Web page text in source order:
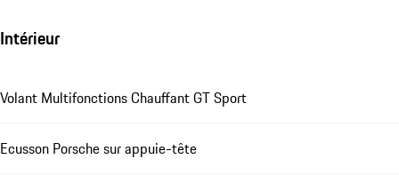
Intérieur
Volant Multifonctions Chauffant GT Sport
Ecusson Porsche sur appuie-tête